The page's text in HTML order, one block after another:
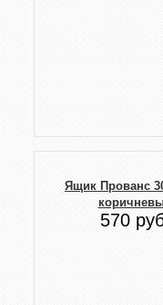
Ящик Прованс
570